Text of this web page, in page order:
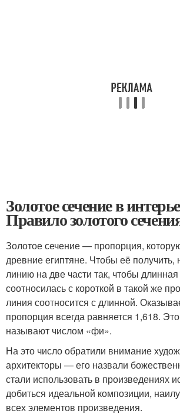
Золотое сечение в
Правило золотого
Золотое сечение — пропорция,
древние египтяне. Чтобы её получить,
линию на две части так, чтобы длинная
соотносилась с короткой в такой же
линия соотносится с длинной.
пропорция всегда равняется 1,618.
называют числом «фи».
На это число обратили внимание
архитекторы — его назвали
стали использовать в произведениях
добиться идеальной композиции,
всех элементов произведения.